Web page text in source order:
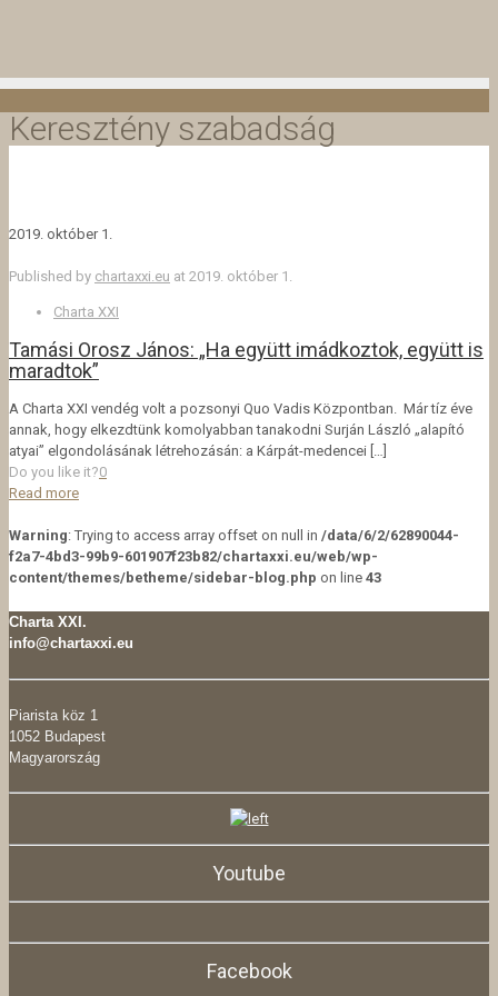
Keresztény szabadság
2019. október 1.
Published by chartaxxi.eu at 2019. október 1.
Charta XXI
Tamási Orosz János: „Ha együtt imádkoztok, együtt is
maradtok”
A Charta XXI vendég volt a pozsonyi Quo Vadis Központban. Már tíz éve
annak, hogy elkezdtünk komolyabban tanakodni Surján László „alapító
atyai” elgondolásának létrehozásán: a Kárpát-medencei […]
Do you like it?0
Read more
Warning: Trying to access array offset on null in /data/6/2/62890044-
f2a7-4bd3-99b9-601907f23b82/chartaxxi.eu/web/wp-
content/themes/betheme/sidebar-blog.php on line 43
Charta XXI.
info@chartaxxi.eu
Piarista köz 1
1052 Budapest
Magyarország
Youtube
Facebook